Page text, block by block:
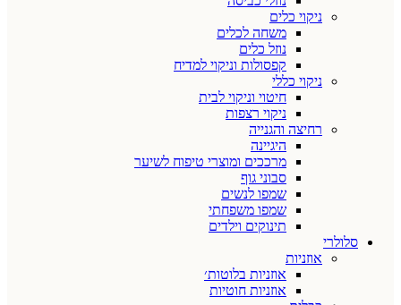
ניקוי כלים
משחה לכלים
נוזל כלים
קפסולות וניקוי למדיח
ניקוי כללי
חיטוי וניקוי לבית
ניקוי רצפות
רחיצה והגנייה
היגיינה
מרככים ומוצרי טיפוח לשיער
סבוני גוף
שמפו לנשים
שמפו משפחתי
תינוקים וילדים
סלולרי
אוזניות
אוזניות בלוטות׳
אוזניות חוטיות